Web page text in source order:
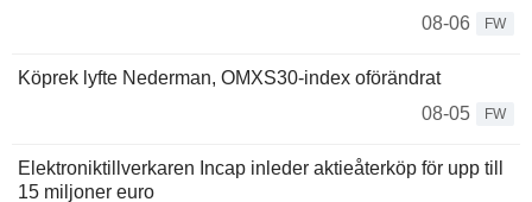
08-06 FW
Köprek lyfte Nederman, OMXS30-index oförändrat
08-05
FW
Elektroniktillverkaren Incap inleder aktieåterköp för upp till
15 miljoner euro